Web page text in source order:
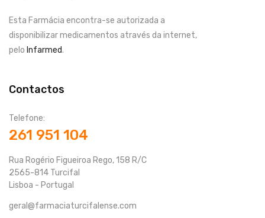
Esta Farmácia encontra-se autorizada a
disponibilizar medicamentos através da internet,
pelo Infarmed.
Contactos
Telefone:
261 951 104
Rua Rogério Figueiroa Rego, 158 R/C
2565-814 Turcifal
Lisboa - Portugal
geral@farmaciaturcifalense.com